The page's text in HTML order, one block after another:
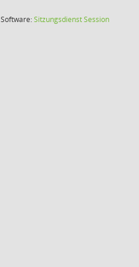
Software:SitzungsdienstSession(Wird in